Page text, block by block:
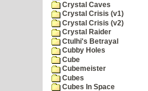
Crystal Caves
Crystal Crisis (v1)
Crystal Crisis (v2)
Crystal Raider
Ctulhi's Betrayal
Cubby Holes
Cube
Cubemeister
Cubes
Cubes In Space